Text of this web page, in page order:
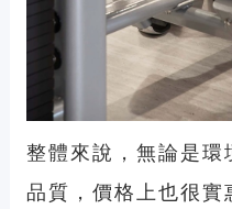
整體來說，無論是
品質，價格上也很實